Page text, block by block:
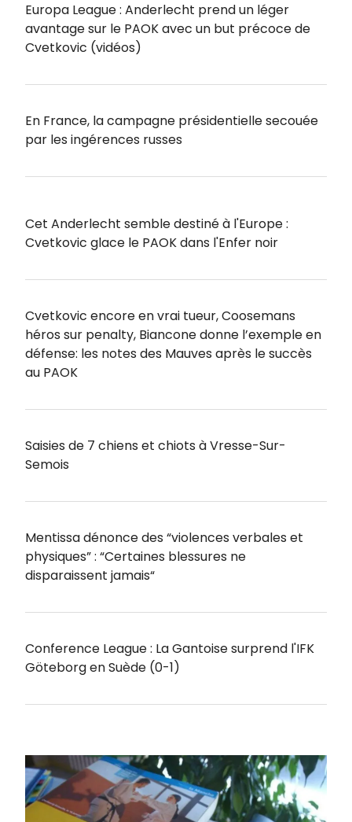
Europa League : Anderlecht prend un léger
avantage sur le PAOK avec un but précoce de
Cvetkovic (vidéos)
En France, la campagne présidentielle secouée
par les ingérences russes
Cet Anderlecht semble destiné à l'Europe :
Cvetkovic glace le PAOK dans l'Enfer noir
Cvetkovic encore en vrai tueur, Coosemans
héros sur penalty, Biancone donne l’exemple en
défense: les notes des Mauves après le succès
au PAOK
Saisies de 7 chiens et chiots à Vresse-Sur-
Semois
Mentissa dénonce des “violences verbales et
physiques” : “Certaines blessures ne
disparaissent jamais“
Conference League : La Gantoise surprend l'IFK
Göteborg en Suède (0-1)